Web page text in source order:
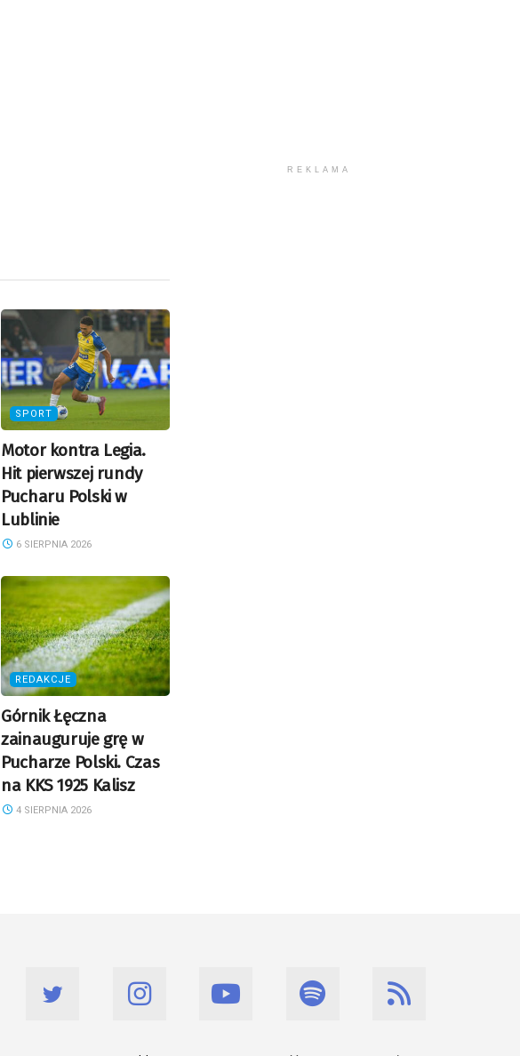
SPORT
Motor kontra Legia.
Hit pierwszej rundy
Pucharu Polski w
Lublinie
6 SIERPNIA 2026
REDAKCJE
Górnik Łęczna
zainauguruje grę w
Pucharze Polski. Czas
na KKS 1925 Kalisz
4 SIERPNIA 2026
REKLAMA